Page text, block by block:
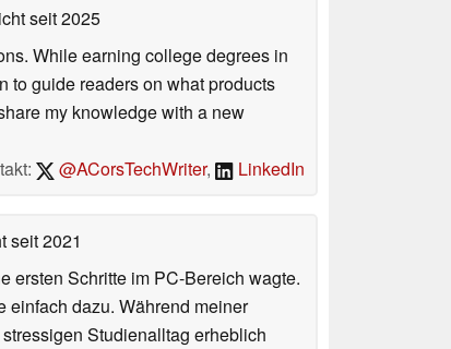
seit 2025
While earning college degrees in
to guide readers on what products
my knowledge with a new
@ACorsTechWriter, LinkedIn
seit 2021
ersten Schritte im PC-Bereich wagte.
einfach dazu. Während meiner
Studienalltag erheblich